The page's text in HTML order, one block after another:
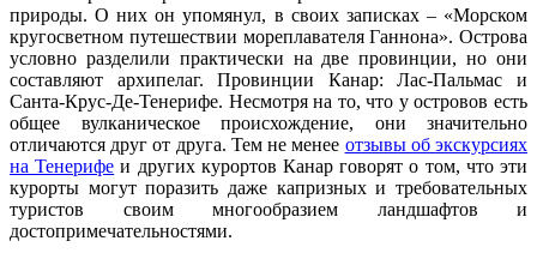
природы. О них он упомянул, в своих записках – «Морском
кругосветном путешествии мореплавателя Ганнона». Острова
условно разделили практически на две провинции, но они
составляют архипелаг. Провинции Канар: Лас-Пальмас и
Санта-Крус-Де-Тенерифе. Несмотря на то, что у островов есть
общее вулканическое происхождение, они значительно
отличаются друг от друга. Тем не менее отзывы об экскурсиях
на Тенерифе и других курортов Канар говорят о том, что эти
курорты могут поразить даже капризных и требовательных
туристов своим многообразием ландшафтов и
достопримечательностями.